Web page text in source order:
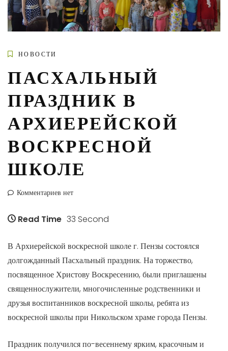
НОВОСТИ
ПАСХАЛЬНЫЙ
ПРАЗДНИК В
АРХИЕРЕЙСКОЙ
ВОСКРЕСНОЙ
ШКОЛЕ
Комментариев нет
Read Time 33 Second
В Архиерейской воскресной школе г. Пензы состоялся
долгожданный Пасхальный праздник. На торжество,
посвященное Христову Воскресению, были приглашены
священнослужители, многочисленные родственники и
друзья воспитанников воскресной школы, ребята из
воскресной школы при Никольском храме города Пензы.
Праздник получился по-весеннему ярким, красочным и